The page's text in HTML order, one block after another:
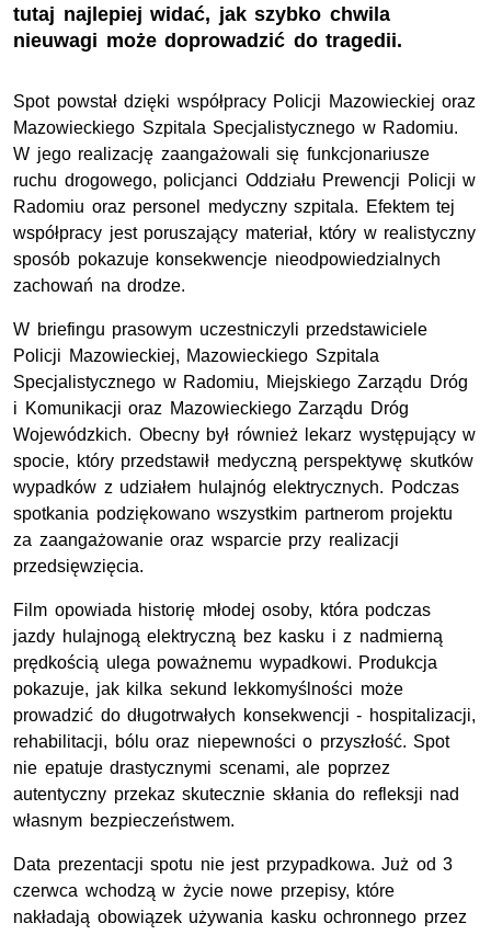
tutaj najlepiej widać, jak szybko chwila
nieuwagi może doprowadzić do tragedii.
Spot powstał dzięki współpracy Policji Mazowieckiej oraz
Mazowieckiego Szpitala Specjalistycznego w Radomiu.
W jego realizację zaangażowali się funkcjonariusze
ruchu drogowego, policjanci Oddziału Prewencji Policji w
Radomiu oraz personel medyczny szpitala. Efektem tej
współpracy jest poruszający materiał, który w realistyczny
sposób pokazuje konsekwencje nieodpowiedzialnych
zachowań na drodze.
W briefingu prasowym uczestniczyli przedstawiciele
Policji Mazowieckiej, Mazowieckiego Szpitala
Specjalistycznego w Radomiu, Miejskiego Zarządu Dróg
i Komunikacji oraz Mazowieckiego Zarządu Dróg
Wojewódzkich. Obecny był również lekarz występujący w
spocie, który przedstawił medyczną perspektywę skutków
wypadków z udziałem hulajnóg elektrycznych. Podczas
spotkania podziękowano wszystkim partnerom projektu
za zaangażowanie oraz wsparcie przy realizacji
przedsięwzięcia.
Film opowiada historię młodej osoby, która podczas
jazdy hulajnogą elektryczną bez kasku i z nadmierną
prędkością ulega poważnemu wypadkowi. Produkcja
pokazuje, jak kilka sekund lekkomyślności może
prowadzić do długotrwałych konsekwencji - hospitalizacji,
rehabilitacji, bólu oraz niepewności o przyszłość. Spot
nie epatuje drastycznymi scenami, ale poprzez
autentyczny przekaz skutecznie skłania do refleksji nad
własnym bezpieczeństwem.
Data prezentacji spotu nie jest przypadkowa. Już od 3
czerwca wchodzą w życie nowe przepisy, które
nakładają obowiązek używania kasku ochronnego przez